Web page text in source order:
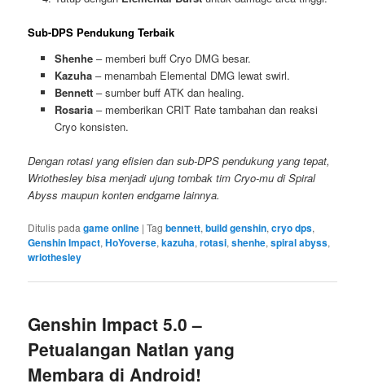
Sub-DPS Pendukung Terbaik
Shenhe– memberi buff Cryo DMG besar.
Kazuha– menambah Elemental DMG lewat swirl.
Bennett– sumber buff ATK dan healing.
Rosaria– memberikan CRIT Rate tambahan dan reaksi
Cryo konsisten.
Dengan rotasi yang efisien dan sub-DPS pendukung yang tepat,
Wriothesley bisa menjadi ujung tombak tim Cryo-mu di Spiral
Abyss maupun konten endgame lainnya.
Ditulis pada game online |Tag bennett,build genshin,cryo dps,
Genshin Impact,HoYoverse,kazuha,rotasi,shenhe,spiral abyss,
wriothesley
Genshin Impact 5.0 –
Petualangan Natlan yang
Membara di Android!